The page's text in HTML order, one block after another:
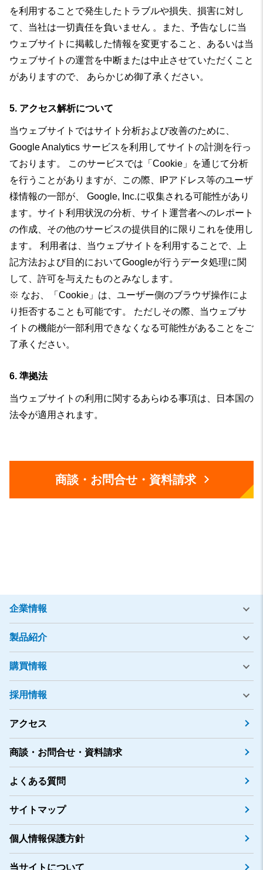
を利用することで発生したトラブルや損失、損害に対し
て、当社は一切責任を負いません 。また、予告なしに当
ウェブサイトに掲載した情報を変更すること、あるいは当
ウェブサイトの運営を中断または中止させていただくこと
がありますので、 あらかじめ御了承ください。
5. アクセス解析について
当ウェブサイトではサイト分析および改善のために、
Google Analytics サービスを利用してサイトの計測を行っ
ております。 このサービスでは「Cookie」を通じて分析
を行うことがありますが、この際、IPアドレス等のユーザ
様情報の一部が、 Google, Inc.に収集される可能性があり
ます。サイト利用状況の分析、サイト運営者へのレポート
の作成、その他のサービスの提供目的に限りこれを使用し
ます。 利用者は、当ウェブサイトを利用することで、上
記方法および目的においてGoogleが行うデータ処理に関
して、許可を与えたものとみなします。
※ なお、「Cookie」は、ユーザー側のブラウザ操作によ
り拒否することも可能です。 ただしその際、当ウェブサ
イトの機能が一部利用できなくなる可能性があることをご
了承ください。
6. 準拠法
当ウェブサイトの利用に関するあらゆる事項は、日本国の
法令が適用されます。
商談・お問合せ・資料請求
企業情報
製品紹介
購買情報
採用情報
アクセス
商談・お問合せ・資料請求
よくある質問
サイトマップ
個人情報保護方針
当サイトについて